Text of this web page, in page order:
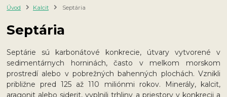
Úvod Kalcit Septária
Septária
Septárie sú karbonátové konkrecie, útvary vytvorené v
sedimentárnych horninách, často v melkom morskom
prostredí alebo v pobrežných bahenných plochách. Vznikli
približne pred 125 až 110 miliónmi rokov. Minerály, kalcit,
aragonit alebo siderit, vyplnili trhliny a priestory v konkrecii a